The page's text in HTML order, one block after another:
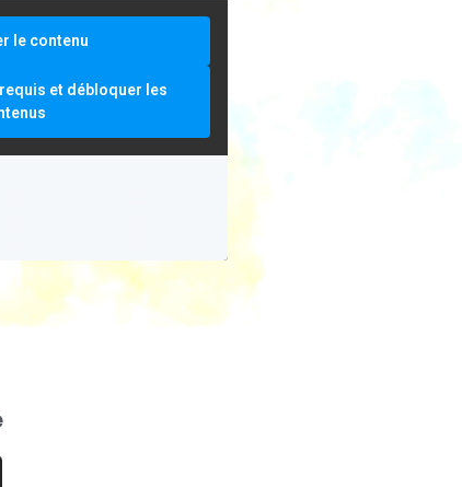
le contenu
et débloquer les